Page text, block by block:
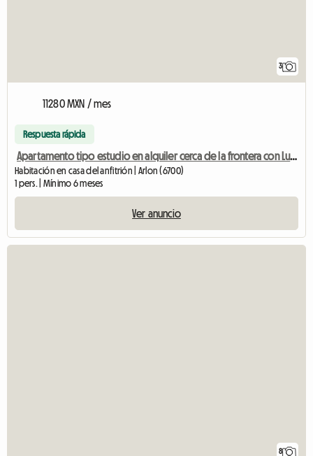
3
11280 MXN / mes
Respuesta rápida
Apartamento tipo estudio en alquiler cerca de la frontera con Luxemburgo
Habitación en casa del anfitrión | Arlon (6700)
1 pers. | Mínimo 6 meses
Ver anuncio
8